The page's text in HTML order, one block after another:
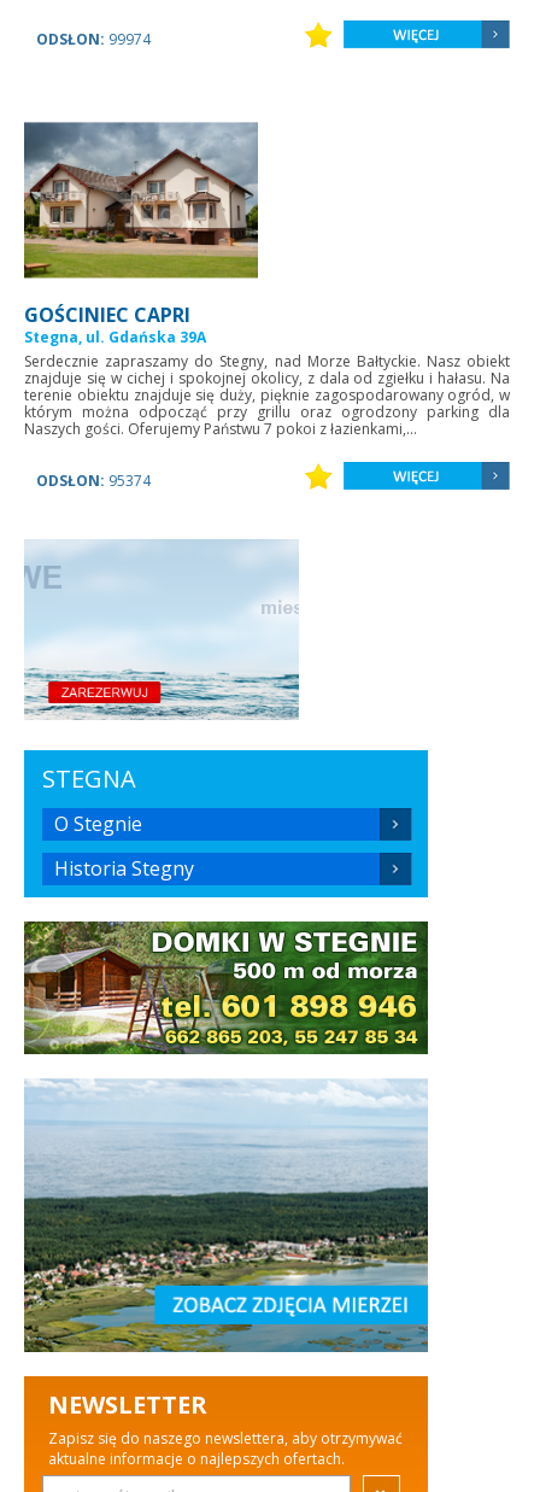
ODSŁON: 99974
GOŚCINIEC CAPRI
Stegna, ul. Gdańska 39A
Serdecznie zapraszamy do Stegny, nad Morze Bałtyckie. Nasz obiekt
znajduje się w cichej i spokojnej okolicy, z dala od zgiełku i hałasu. Na
terenie obiektu znajduje się duży, pięknie zagospodarowany ogród, w
którym można odpocząć przy grillu oraz ogrodzony parking dla
Naszych gości. Oferujemy Państwu 7 pokoi z łazienkami,...
ODSŁON: 95374
STEGNA
O Stegnie
Historia Stegny
NEWSLETTER
Zapisz się do naszego newslettera, aby otrzymywać
aktualne informacje o najlepszych ofertach.